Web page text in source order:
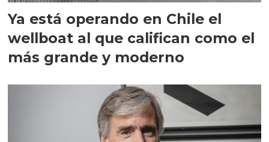
Ya está operando en Chile el
wellboat al que califican como el
más grande y moderno